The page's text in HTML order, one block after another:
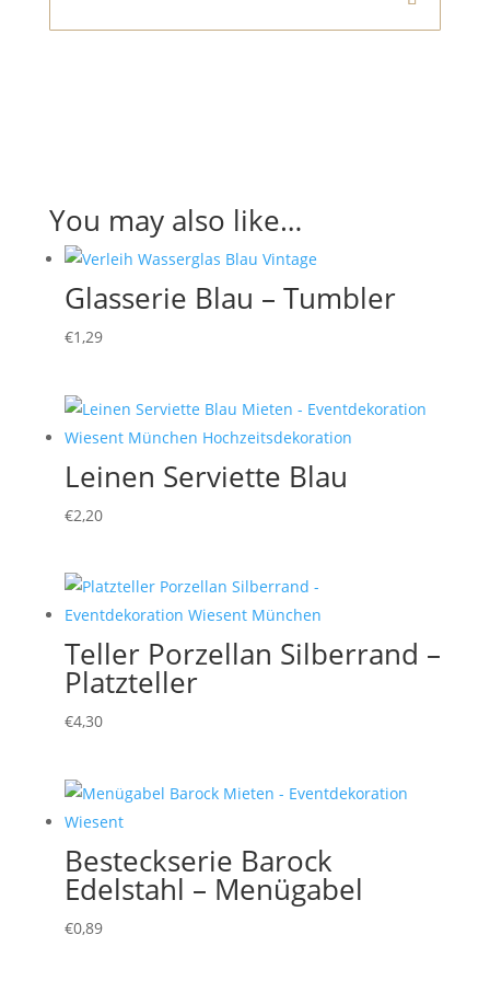
You may also like…
Glasserie Blau – Tumbler
€1,29
Leinen Serviette Blau
€2,20
Teller Porzellan Silberrand –
Platzteller
€4,30
Besteckserie Barock
Edelstahl – Menügabel
€0,89